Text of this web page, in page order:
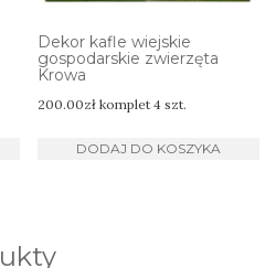
Dekor kafle wiejskie
gospodarskie zwierzęta
Krowa
200.00zł komplet 4 szt.
DODAJ DO KOSZYKA